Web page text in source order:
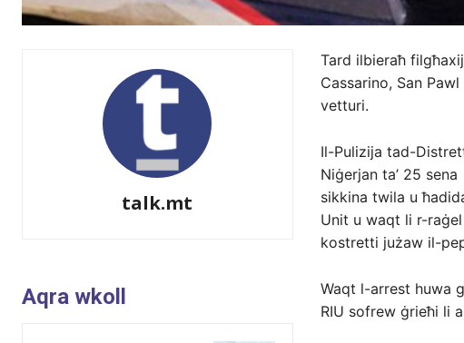
talk.mt
Aqra wkoll
Tard ilbieraħ
Cassarino, San
vetturi.
Il-Pulizija tad-
Niġerjan ta’ 25
sikkina twila u
Unit u waqt li r-
kostretti jużaw il-
Waqt l-arrest huwa
RIU sofrew ġrieħi li